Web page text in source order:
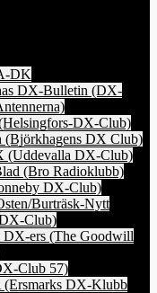
DK
DX-Bulletin (DX-
DX-Club)
(Björkhagens DX Club)
(Uddevalla DX-Club)
(Bro Radioklubb)
DX-Club)
Burträsk-Nytt
Club)
DX-ers (The Goodwill
Club 57)
DX-Klubb